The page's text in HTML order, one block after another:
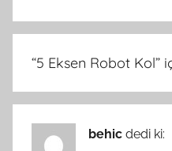
“5 Eksen Robot Kol”
behic dedi ki: